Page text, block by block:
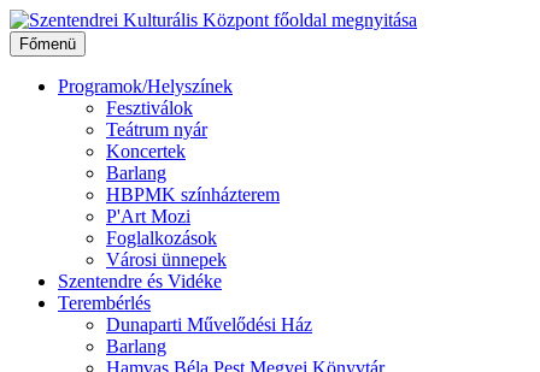
Ugrás
a
tartalomhoz
Főmenü
Programok/Helyszínek
Fesztiválok
Teátrum nyár
Koncertek
Barlang
HBPMK színházterem
P'Art Mozi
Foglalkozások
Városi ünnepek
Szentendre és Vidéke
Terembérlés
Dunaparti Művelődési Ház
Barlang
Hamvas Béla Pest Megyei Könyvtár